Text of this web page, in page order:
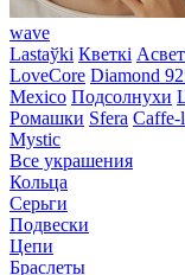
wave
Lastaўki Кветкі
LoveCore Diamond
Mexico Подсолнухи
Ромашки Sfera Caffe-
Mystic
Все украшения
Кольца
Серьги
Подвески
Цепи
Браслеты